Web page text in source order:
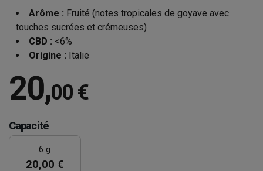
Arôme : Fruité (notes tropicales de goyave avec
touches sucrées et crémeuses)
CBD : <6%
Origine : Italie
20,00 €
Capacité
6 g
20,00 €